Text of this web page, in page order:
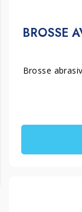
BROSSE
Brosse